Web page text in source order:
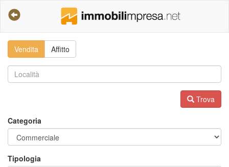
Vendita Affitto
Trova
Categoria
Tipologia